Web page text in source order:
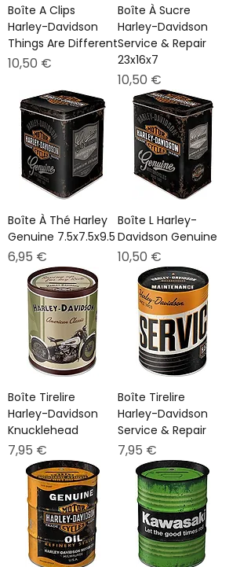
Boîte A Clips
Harley-Davidson
Things Are Different
Prix
10,50 €
Boîte À Sucre
Harley-Davidson
Service & Repair
23x16x7
Prix
10,50 €
Boîte À Thé Harley
Genuine 7.5x7.5x9.5
Prix
6,95 €
Boîte L Harley-
Davidson Genuine
Prix
10,50 €
Boîte Tirelire
Harley-Davidson
Knucklehead
Prix
7,95 €
Boîte Tirelire
Harley-Davidson
Service & Repair
Prix
7,95 €